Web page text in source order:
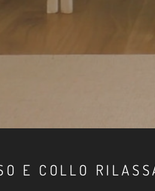
E COLLO